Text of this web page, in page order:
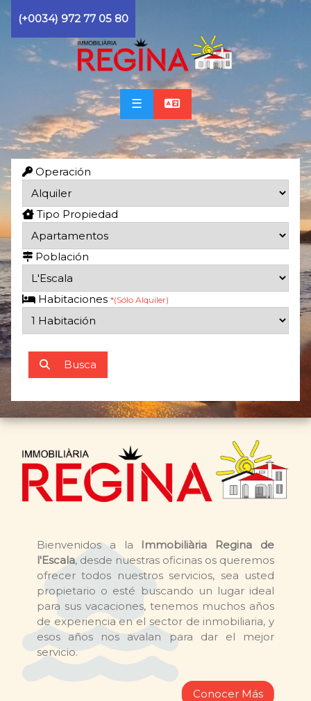
(+0034) 972 77 05 80
☰
Operación
Tipo Propiedad
Población
Habitaciones *(Sólo Alquiler)
Busca
Bienvenidos a la Immobiliària Regina de
l'Escala, desde nuestras oficinas os queremos
ofrecer todos nuestros servicios, sea usted
propietario o esté buscando un lugar ideal
para sus vacaciones, tenemos muchos años
de experiencia en el sector de inmobiliaria, y
esos años nos avalan para dar el mejor
servicio.
Conocer Más